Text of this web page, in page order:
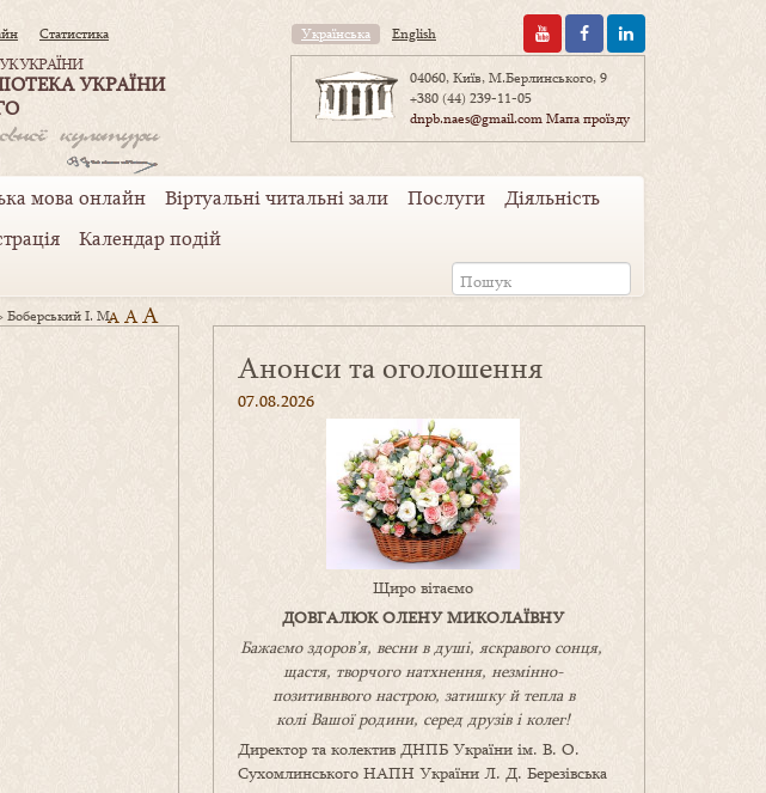
Статистика
УКРАЇНИ
УКРАЇНИ
Українська English
04060, Київ, М.Берлинського, 9
+380 (44) 239-11-05
dnpb.naes@gmail.comМапа проїзду
мова онлайн Віртуальні читальні зали Послуги
Діяльність
Календар подій
Боберський І. М.A AA
Анонси та оголошення
07.08.2026
Щиро вітаємо
ДОВГАЛЮК ОЛЕНУ МИКОЛАЇВНУ
Бажаємо здоров’я, весни в душі, яскравого сонця,
щастя, творчого натхнення, незмінно-
позитивнвого настрою, затишкуйтепла в
коліВашоїродини, серед друзів і колег!
Директор та колектив ДНПБ України ім. В. О.
Сухомлинського НАПН України Л. Д. Березівська